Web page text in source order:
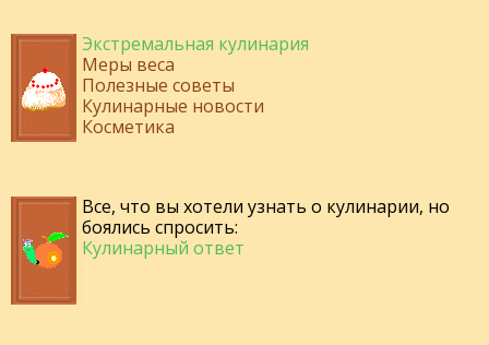
Экстремальная кулинария
Меры веса
Полезные советы
Кулинарные новости
Косметика
Все, что вы хотели узнать о кулинарии, но
боялись спросить:
Кулинарный ответ